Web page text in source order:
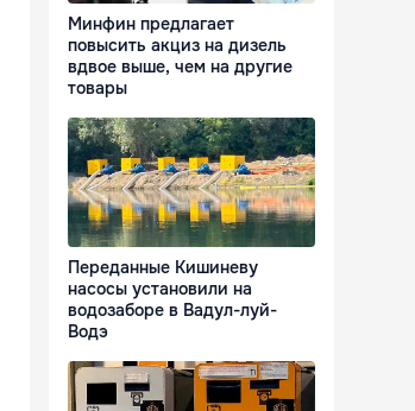
Минфин предлагает
повысить акциз на дизель
вдвое выше, чем на другие
товары
Переданные Кишиневу
насосы установили на
водозаборе в Вадул-луй-
Водэ